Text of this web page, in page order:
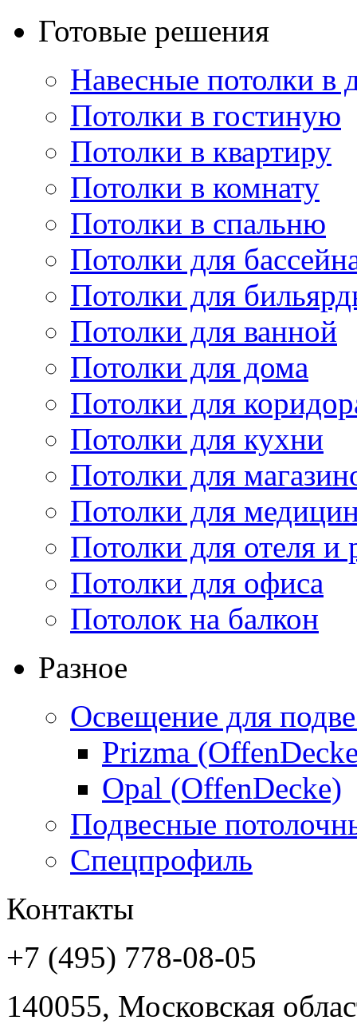
Готовые решения
Навесные потолки в
Потолки в гостиную
Потолки в квартиру
Потолки в комнату
Потолки в спальню
Потолки для
Потолки для
Потолки для ванной
Потолки для дома
Потолки для
Потолки для кухни
Потолки для
Потолки для
Потолки для отеля и
Потолки для офиса
Потолок на балкон
Разное
Освещение для
Prizma
Opal (OffenDecke)
Подвесные
Спецпрофиль
Контакты
+7 (495) 778-08-05
140055, Московская